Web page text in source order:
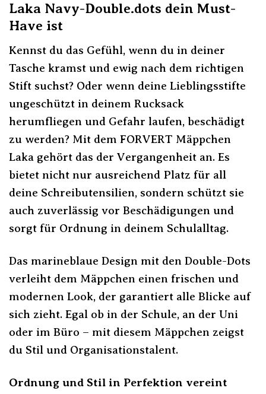
Laka Navy-Double.dots dein Must-
Have ist
Kennst du das Gefühl, wenn du in deiner
Tasche kramst und ewig nach dem richtigen
Stift suchst? Oder wenn deine Lieblingsstifte
ungeschützt in deinem Rucksack
herumfliegen und Gefahr laufen, beschädigt
zu werden? Mit dem FORVERT Mäppchen
Laka gehört das der Vergangenheit an. Es
bietet nicht nur ausreichend Platz für all
deine Schreibutensilien, sondern schützt sie
auch zuverlässig vor Beschädigungen und
sorgt für Ordnung in deinem Schulalltag.
Das marineblaue Design mit den Double-Dots
verleiht dem Mäppchen einen frischen und
modernen Look, der garantiert alle Blicke auf
sich zieht. Egal ob in der Schule, an der Uni
oder im Büro – mit diesem Mäppchen zeigst
du Stil und Organisationstalent.
Ordnung und Stil in Perfektion vereint